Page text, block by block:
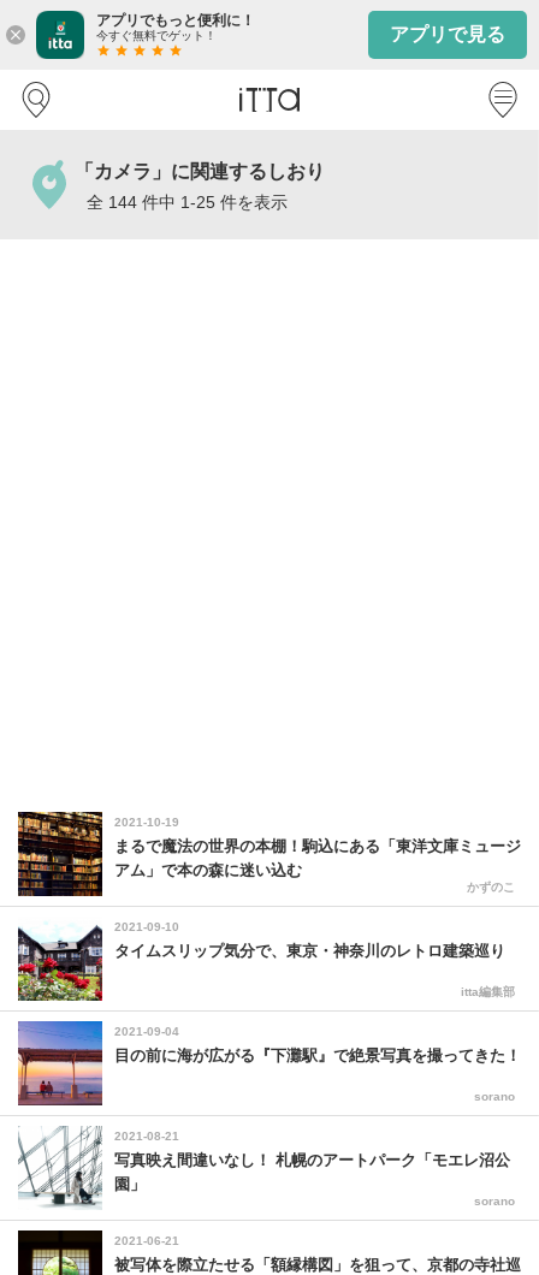
close
アプリでもっと便利に！
今すぐ無料でゲット！
star star star star star
アプリで見る
「カメラ」に関連するしおり
全 144 件中 1-25 件を表示
2021-10-19
まるで魔法の世界の本棚！駒込にある「東洋文庫ミュージ
アム」で本の森に迷い込む
かずのこ
2021-09-10
タイムスリップ気分で、東京・神奈川のレトロ建築巡り
itta編集部
2021-09-04
目の前に海が広がる『下灘駅』で絶景写真を撮ってきた！
sorano
2021-08-21
写真映え間違いなし！ 札幌のアートパーク「モエレ沼公
園」
sorano
2021-06-21
被写体を際立たせる「額縁構図」を狙って、京都の寺社巡